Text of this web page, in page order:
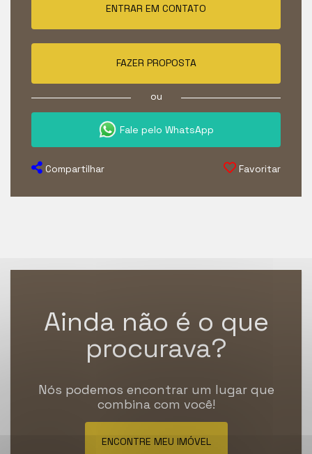
ENTRAR EM CONTATO
FAZER PROPOSTA
ou
Fale pelo WhatsApp
Compartilhar Favoritar
Ainda não é o que
procurava?
Nós podemos encontrar um lugar que
combina com você!
ENCONTRE MEU IMÓVEL